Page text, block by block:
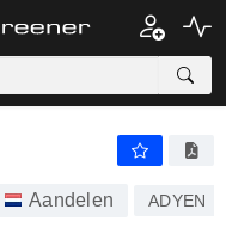
Aandelen ADYEN